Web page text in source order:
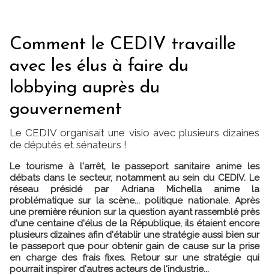
Comment le CEDIV travaille
avec les élus à faire du
lobbying auprès du
gouvernement
Le CEDIV organisait une visio avec plusieurs dizaines
de députés et sénateurs !
Le tourisme à l'arrêt, le passeport sanitaire anime les
débats dans le secteur, notamment au sein du CEDIV. Le
réseau présidé par Adriana Michella anime la
problématique sur la scène... politique nationale. Après
une première réunion sur la question ayant rassemblé près
d'une centaine d'élus de la République, ils étaient encore
plusieurs dizaines afin d'établir une stratégie aussi bien sur
le passeport que pour obtenir gain de cause sur la prise
en charge des frais fixes. Retour sur une stratégie qui
pourrait inspirer d'autres acteurs de l'industrie...